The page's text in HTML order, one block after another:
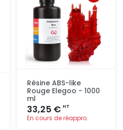
Résine ABS-like
Rouge Elegoo - 1000
ml
33,25 € HT
En cours de réappro.